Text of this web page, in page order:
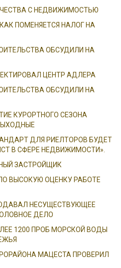
С НЕДВИЖИМОСТЬЮ
ПОМЕНЯЕТСЯ НАЛОГ НА
ОБСУДИЛИ НА
ЦЕНТР АДЛЕРА
ОБСУДИЛИ НА
КУРОРТНОГО СЕЗОНА
ДЛЯ РИЕЛТОРОВ БУДЕТ
В СФЕРЕ НЕДВИЖИМОСТИ».
ЗАСТРОЙЩИК
ВЫСОКУЮ ОЦЕНКУ РАБОТЕ
НЕСУЩЕСТВУЮЩЕЕ
ДЕЛО
1200 ПРОБ МОРСКОЙ ВОДЫ
МАЦЕСТА ПРОВЕРИЛ